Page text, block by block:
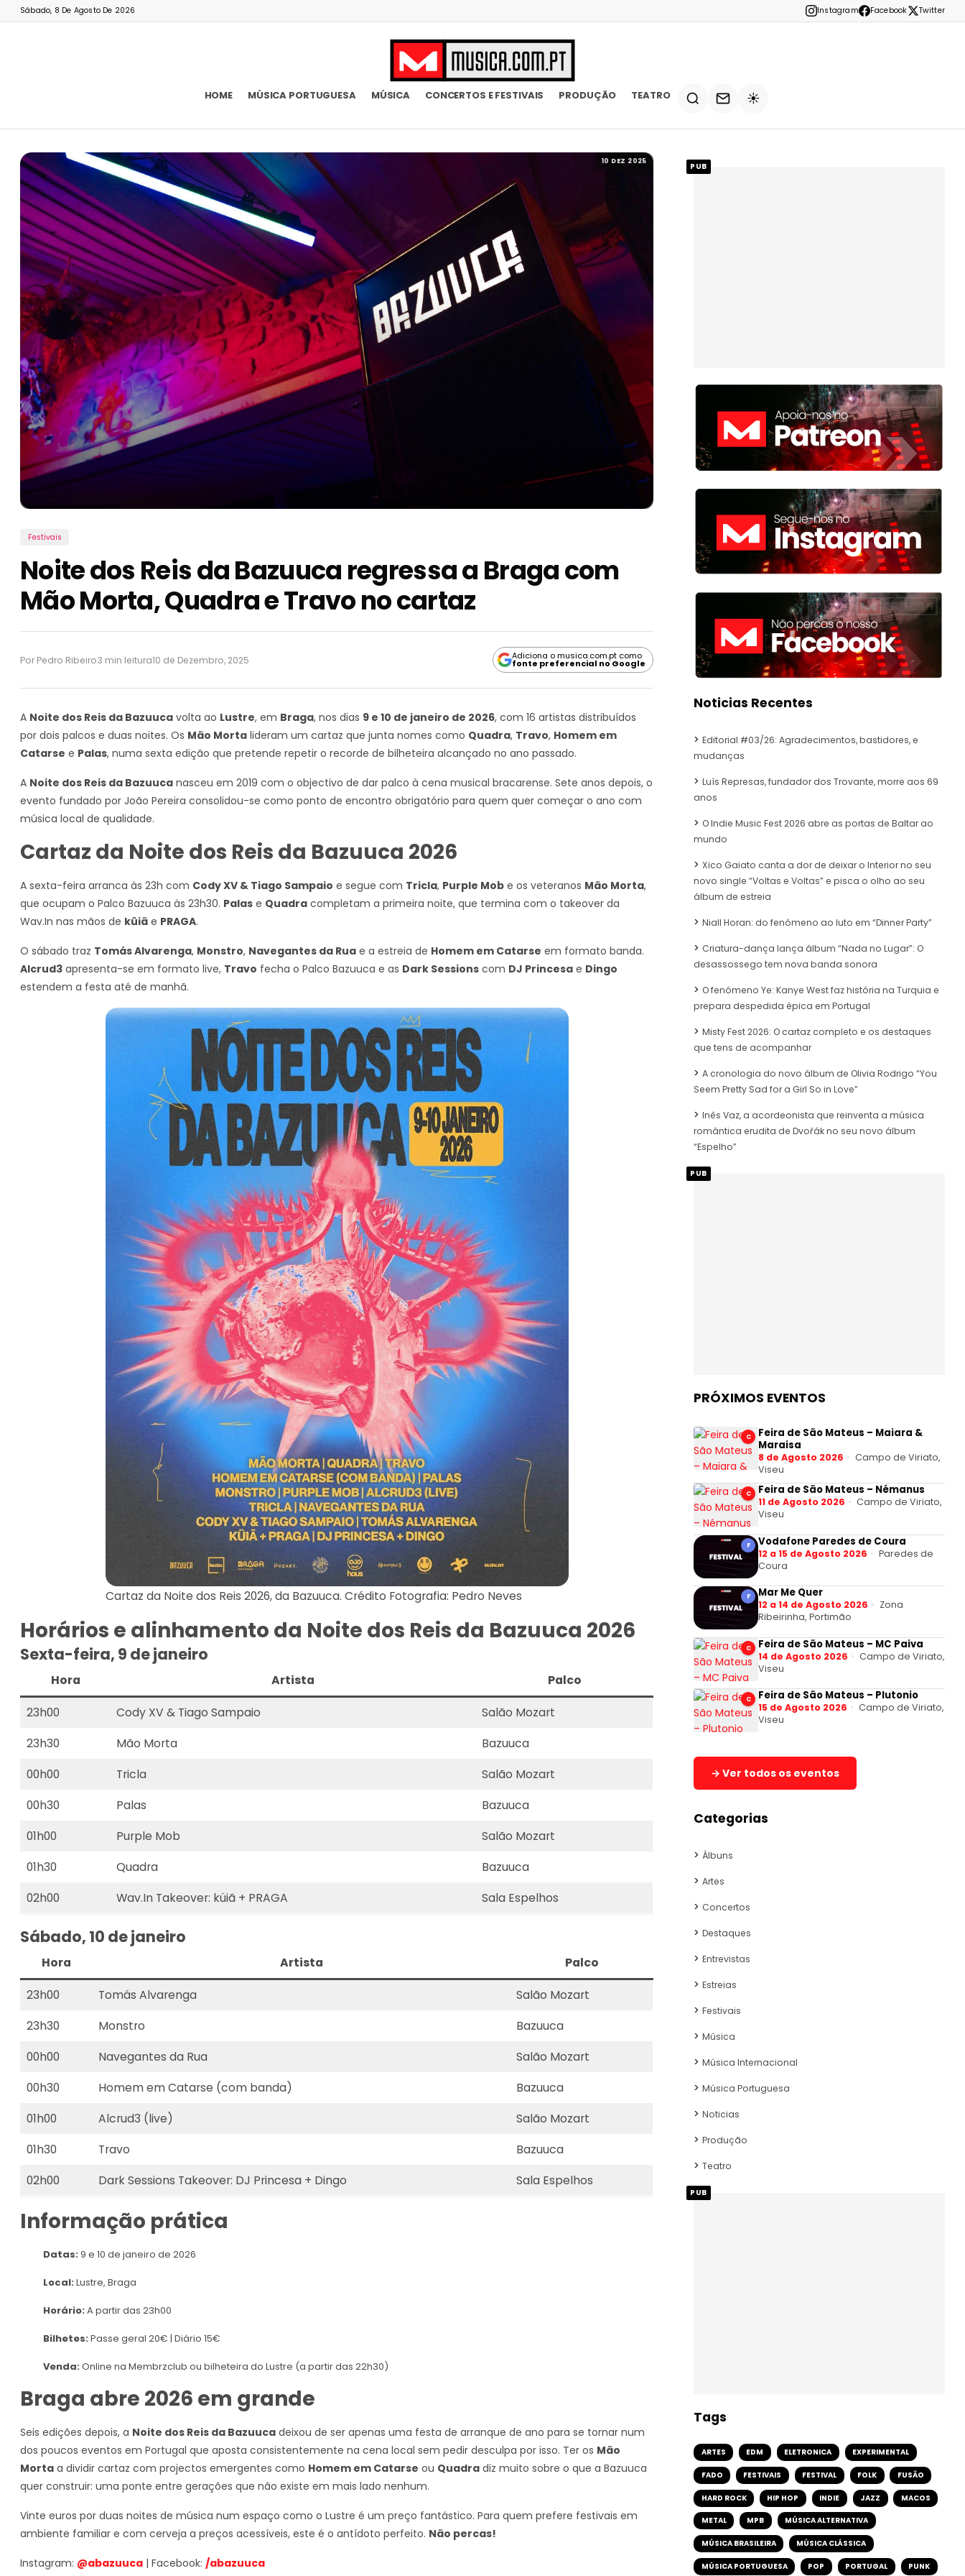
Sábado, 8 De Agosto De 2026 Instagram Facebook Twitter
HOME MÚSICA PORTUGUESA MÚSICA CONCERTOS E FESTIVAIS PRODUÇÃO TEATRO ☀️
10 DEZ 2025
Festivais
Noite dos Reis da Bazuuca regressa a Braga com
Mão Morta, Quadra e Travo no cartaz
Por Pedro Ribeiro3 min leitura10 de Dezembro, 2025 Adiciona o musica.com.pt como
fonte preferencial no Google
A Noite dos Reis da Bazuuca volta ao Lustre, em Braga, nos dias 9 e 10 de janeiro de 2026, com 16 artistas distribuídos
por dois palcos e duas noites. Os Mão Morta lideram um cartaz que junta nomes como Quadra, Travo, Homem em
Catarse e Palas, numa sexta edição que pretende repetir o recorde de bilheteira alcançado no ano passado.
A Noite dos Reis da Bazuuca nasceu em 2019 com o objectivo de dar palco à cena musical bracarense. Sete anos depois, o
evento fundado por João Pereira consolidou-se como ponto de encontro obrigatório para quem quer começar o ano com
música local de qualidade.
Cartaz da Noite dos Reis da Bazuuca 2026
A sexta-feira arranca às 23h com Cody XV & Tiago Sampaio e segue com Tricla, Purple Mob e os veteranos Mão Morta,
que ocupam o Palco Bazuuca às 23h30. Palas e Quadra completam a primeira noite, que termina com o takeover da
Wav.In nas mãos de küiã e PRAGA.
O sábado traz Tomás Alvarenga, Monstro, Navegantes da Rua e a estreia de Homem em Catarse em formato banda.
Alcrud3 apresenta-se em formato live, Travo fecha o Palco Bazuuca e as Dark Sessions com DJ Princesa e Dingo
estendem a festa até de manhã.
Cartaz da Noite dos Reis 2026, da Bazuuca. Crédito Fotografia: Pedro Neves
Horários e alinhamento da Noite dos Reis da Bazuuca 2026
Sexta-feira, 9 de janeiro
Hora Artista
Palco
23h00
Cody XV & Tiago Sampaio
Salão Mozart
23h30
Mão Morta
Bazuuca
00h00
Tricla
Salão Mozart
00h30
Palas
Bazuuca
01h00
Purple Mob
Salão Mozart
01h30
Quadra
Bazuuca
02h00
Wav.In Takeover: küiã + PRAGA Sala Espelhos
Sábado, 10 de janeiro
Hora Artista
Palco
23h00
Tomás Alvarenga
Salão Mozart
23h30
Monstro
Bazuuca
00h00
Navegantes da Rua
Salão Mozart
00h30
Homem em Catarse (com banda)
Bazuuca
01h00
Alcrud3 (live)
Salão Mozart
01h30
Travo
Bazuuca
02h00
Dark Sessions Takeover: DJ Princesa + Dingo Sala Espelhos
Informação prática
Datas: 9 e 10 de janeiro de 2026
Local: Lustre, Braga
Horário: A partir das 23h00
Bilhetes: Passe geral 20€ | Diário 15€
Venda: Online na Membrzclub ou bilheteira do Lustre (a partir das 22h30)
Braga abre 2026 em grande
Seis edições depois, a Noite dos Reis da Bazuuca deixou de ser apenas uma festa de arranque de ano para se tornar num
dos poucos eventos em Portugal que aposta consistentemente na cena local sem pedir desculpa por isso. Ter os Mão
Morta a dividir cartaz com projectos emergentes como Homem em Catarse ou Quadra diz muito sobre o que a Bazuuca
quer construir: uma ponte entre gerações que não existe em mais lado nenhum.
Vinte euros por duas noites de música num espaço como o Lustre é um preço fantástico. Para quem prefere festivais em
ambiente familiar e com cerveja a preços acessíveis, este é o antídoto perfeito. Não percas!
Instagram: @abazuuca | Facebook: /abazuuca
PUB
Noticias Recentes
Editorial #03/26: Agradecimentos, bastidores, e
mudanças
Luís Represas, fundador dos Trovante, morre aos 69
anos
O Indie Music Fest 2026 abre as portas de Baltar ao
mundo
Xico Gaiato canta a dor de deixar o Interior no seu
novo single “Voltas e Voltas” e pisca o olho ao seu
álbum de estreia
Niall Horan: do fenómeno ao luto em “Dinner Party”
Criatura-dança lança álbum “Nada no Lugar”: O
desassossego tem nova banda sonora
O fenómeno Ye: Kanye West faz história na Turquia e
prepara despedida épica em Portugal
Misty Fest 2026: O cartaz completo e os destaques
que tens de acompanhar
A cronologia do novo álbum de Olivia Rodrigo “You
Seem Pretty Sad for a Girl So in Love”
Inês Vaz, a acordeonista que reinventa a música
romântica erudita de Dvořák no seu novo álbum
“Espelho”
PUB
PRÓXIMOS EVENTOS
C
Feira de São Mateus – Maiara &
Maraisa
8 de Agosto 2026
Campo de Viriato,
Viseu
C Feira de São Mateus – Némanus
11 de Agosto 2026
Campo de Viriato,
Viseu
F Vodafone Paredes de Coura
12 a 15 de Agosto 2026
Paredes de
Coura
F Mar Me Quer
12 a 14 de Agosto 2026
Zona
Ribeirinha, Portimão
C Feira de São Mateus – MC Paiva
14 de Agosto 2026
Campo de Viriato,
Viseu
C Feira de São Mateus – Plutonio
15 de Agosto 2026
Campo de Viriato,
Viseu
→ Ver todos os eventos
Categorias
Álbuns
Artes
Concertos
Destaques
Entrevistas
Estreias
Festivais
Música
Música Internacional
Música Portuguesa
Noticias
Produção
Teatro
PUB
Tags
ARTES EDM ELETRONICA EXPERIMENTAL
FADO FESTIVAIS FESTIVAL FOLK FUSÃO
HARD ROCK HIP HOP INDIE JAZZ MACOS
METAL MPB MÚSICA ALTERNATIVA
MÚSICA BRASILEIRA MÚSICA CLÁSSICA
MÚSICA PORTUGUESA POP PORTUGAL PUNK